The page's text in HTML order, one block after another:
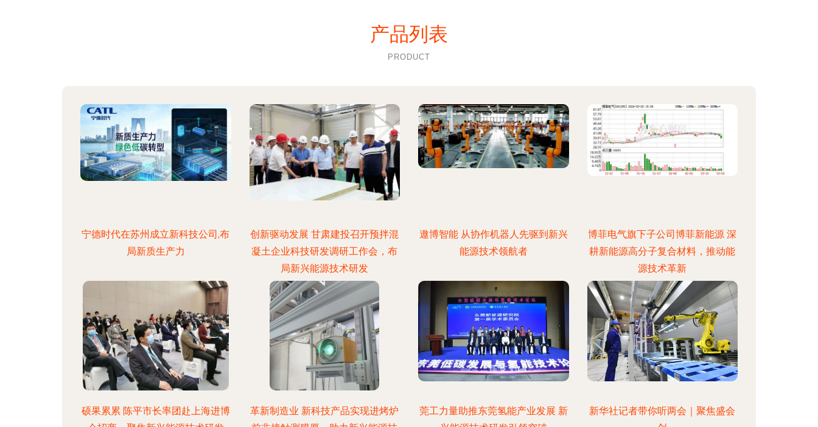
产品列表
PRODUCT
宁德时代在苏州成立新科技公司,布
局新质生产力
创新驱动发展 甘肃建投召开预拌混
凝土企业科技研发调研工作会，布
局新兴能源技术研发
遨博智能 从协作机器人先驱到新兴
能源技术领航者
博菲电气旗下子公司博菲新能源 深
耕新能源高分子复合材料，推动能
源技术革新
硕果累累 陈平市长率团赴上海进博
革新制造业 新科技产品实现进烤炉
莞工力量助推东莞氢能产业发展 新
新华社记者带你听两会｜聚焦盛会